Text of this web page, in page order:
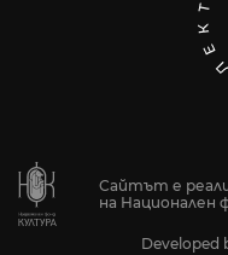
Сайтът е
на Национален
Developed